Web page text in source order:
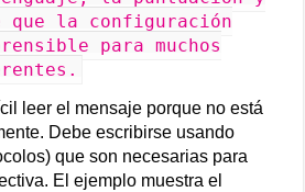
que la configuración
para muchos
leer el mensaje porque no está
Debe escribirse usando
que son necesarias para
El ejemplo muestra el